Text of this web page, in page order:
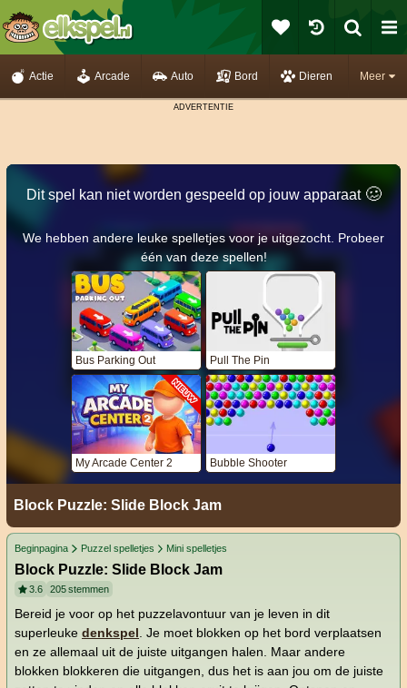
Meer
Actie Arcade Auto Bord Dieren
Dit spel kan niet worden gespeeld op jouw apparaat 🥴️
We hebben andere leuke spelletjes voor je uitgezocht. Probeer
één van deze spellen!
Bus Parking Out Pull The Pin
My Arcade Center 2 Bubble Shooter
Block Puzzle: Slide Block Jam
Beginpagina Puzzel spelletjes Mini spelletjes
Block Puzzle: Slide Block Jam
3.6 205stemmen
Bereid je voor op het puzzelavontuur van je leven in dit
superleuke denkspel. Je moet blokken op het bord verplaatsen
en ze allemaal uit de juiste uitgangen halen. Maar andere
blokken blokkeren die uitgangen, dus het is aan jou om de juiste